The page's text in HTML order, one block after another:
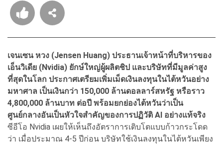
เจนเซน หวง (Jensen Huang) ประธานเจ้าหน้าที่บริหารของ
เอ็นวิเดีย (Nvidia) ยักษ์ใหญ่ผู้ผลิตชิป และบริษัทที่มีมูลค่าสูง
ที่สุดในโลก ประกาศเตรียมเพิ่มเม็ดเงินลงทุนในไต้หวันอย่าง
มหาศาล เป็นเงินกว่า 150,000 ล้านดอลลาร์สหรัฐ หรือราว
4,800,000 ล้านบาท ต่อปี พร้อมยกย่องไต้หวันว่าเป็น
ศูนย์กลางอันเป็นหัวใจสำคัญของการปฏิวัติ AI อย่างแท้จริง
ซีอีโอ Nvidia เผยให้เห็นถึงอัตราการเติบโตแบบก้าวกระโดด
ว่า เมื่อประมาณ 4-5 ปีก่อน บริษัทใช้เงินลงทุนในไต้หวันเพียง